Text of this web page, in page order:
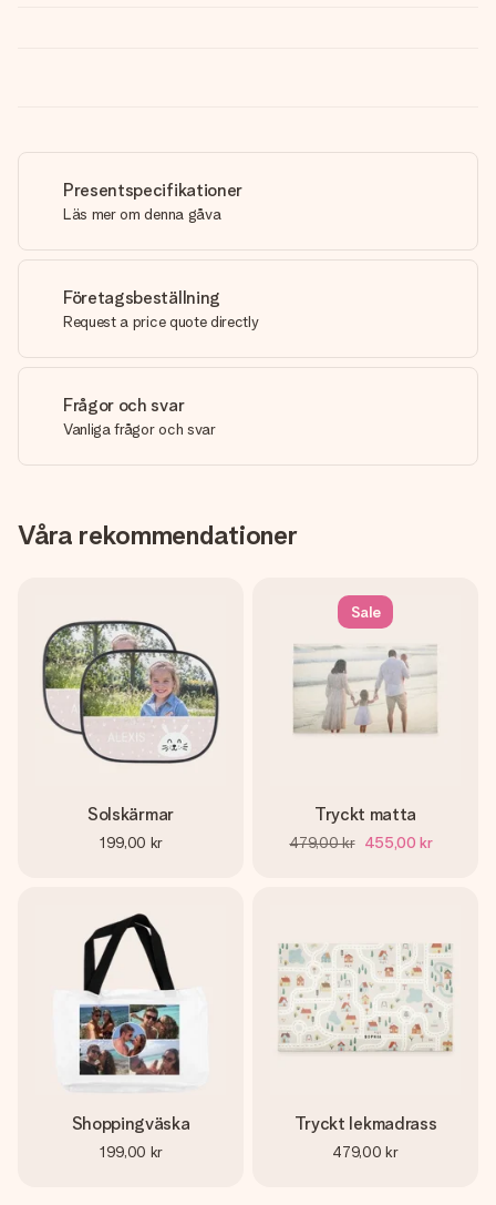
Presentspecifikationer
Läs mer om denna gåva
Företagsbeställning
Request a price quote directly
Frågor och svar
Vanliga frågor och svar
Våra rekommendationer
Solskärmar
199,00 kr
Sale
Tryckt matta
479,00 kr 455,00 kr
Shoppingväska
199,00 kr
Tryckt lekmadrass
479,00 kr